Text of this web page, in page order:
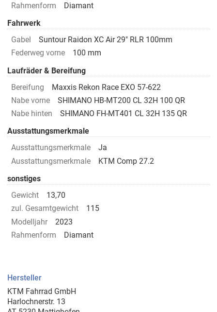
Rahmenform
Diamant
Fahrwerk
Gabel
Suntour Raidon XC Air 29" RLR 100mm
Federweg vorne
100 mm
Laufräder & Bereifung
Bereifung
Maxxis Rekon Race EXO 57-622
Nabe vorne
SHIMANO HB-MT200 CL 32H 100 QR
Nabe hinten
SHIMANO FH-MT401 CL 32H 135 QR
Ausstattungsmerkmale
Ausstattungsmerkmale
Ja
Ausstattungsmerkmale
KTM Comp 27.2
sonstiges
Gewicht
13,70
zul. Gesamtgewicht
115
Modelljahr
2023
Rahmenform
Diamant
Hersteller
KTM Fahrrad GmbH
Harlochnerstr. 13